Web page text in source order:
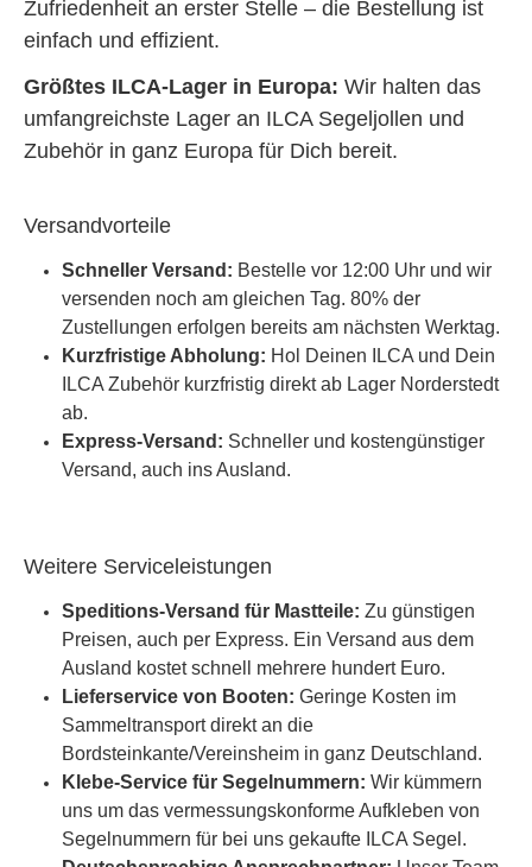
Zufriedenheit an erster Stelle – die Bestellung ist
einfach und effizient.
Größtes ILCA-Lager in Europa: Wir halten das
umfangreichste Lager an ILCA Segeljollen und
Zubehör in ganz Europa für Dich bereit.
Versandvorteile
Schneller Versand: Bestelle vor 12:00 Uhr und wir
versenden noch am gleichen Tag. 80% der
Zustellungen erfolgen bereits am nächsten Werktag.
Kurzfristige Abholung: Hol Deinen ILCA und Dein
ILCA Zubehör kurzfristig direkt ab Lager Norderstedt
ab.
Express-Versand: Schneller und kostengünstiger
Versand, auch ins Ausland.
Weitere Serviceleistungen
Speditions-Versand für Mastteile: Zu günstigen
Preisen, auch per Express. Ein Versand aus dem
Ausland kostet schnell mehrere hundert Euro.
Lieferservice von Booten: Geringe Kosten im
Sammeltransport direkt an die
Bordsteinkante/Vereinsheim in ganz Deutschland.
Klebe-Service für Segelnummern: Wir kümmern
uns um das vermessungskonforme Aufkleben von
Segelnummern für bei uns gekaufte ILCA Segel.